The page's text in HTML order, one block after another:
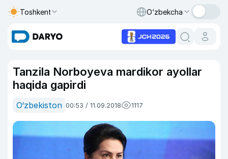
Toshkent O‘zbekcha
Tanzila Norboyeva mardikor ayollar
haqida gapirdi
O‘zbekiston 00:53 / 11.09.2018 1117